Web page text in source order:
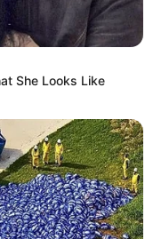
in Deutschland
.
Präsidenten und
erschlagen würden,
She Looks Like